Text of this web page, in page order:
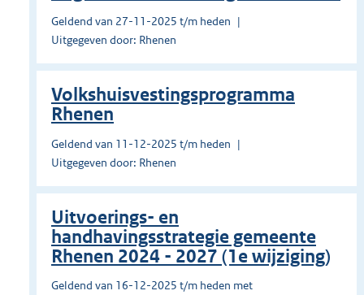
Geldend van 27-11-2025 t/m heden
Uitgegeven door: Rhenen
Volkshuisvestingsprogramma
Rhenen
Geldend van 11-12-2025 t/m heden
Uitgegeven door: Rhenen
Uitvoerings- en
handhavingsstrategie gemeente
Rhenen 2024 - 2027 (1e wijziging)
Geldend van 16-12-2025 t/m heden met